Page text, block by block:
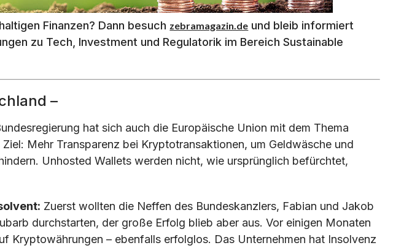
Finanzen? Dann besuch zebramagazin.de und bleib informiert
zu Tech, Investment und Regulatorik im Bereich Sustainable
–
hat sich auch die Europäische Union mit dem Thema
Mehr Transparenz bei Kryptotransaktionen, um Geldwäsche und
Unhosted Wallets werden nicht, wie ursprünglich befürchtet,
Zuerst wollten die Neffen des Bundeskanzlers, Fabian und Jakob
durchstarten, der große Erfolg blieb aber aus. Vor einigen Monaten
Kryptowährungen – ebenfalls erfolglos. Das Unternehmen hat Insolvenz